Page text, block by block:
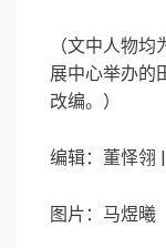
（文中人物
展中心举办的
改编。）
编辑：董怿翎
图片：马煜曦